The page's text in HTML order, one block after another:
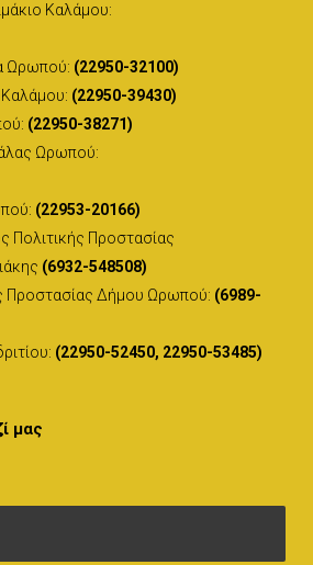
Καλάμου:
Ωρωπού: (22950-32100)
(22950-39430)
(22950-38271)
Ωρωπού:
(22953-20166)
Πολιτικής Προστασίας
(6932-548508)
Προστασίας Δήμου Ωρωπού: (6989-
(22950-52450, 22950-53485)
μας